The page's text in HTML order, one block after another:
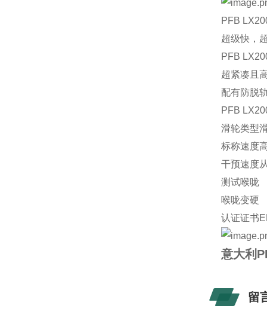
PFB
超级快，
PFB
超紧凑且
配有防脱
PFB
滑轮类型
标称速度
干预速度
测试喉咙
喉咙变硬
认证证书
意大利
留